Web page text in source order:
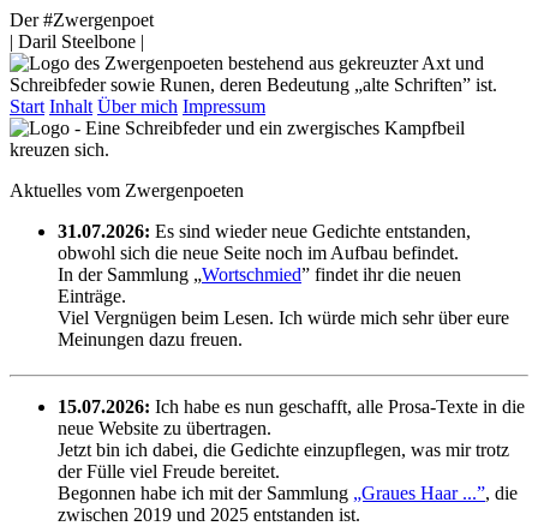
Der #Zwergenpoet
| Daril Steelbone |
Start Inhalt Über mich Impressum
Aktuelles vom Zwergenpoeten
31.07.2026: Es sind wieder neue Gedichte entstanden,
obwohl sich die neue Seite noch im Aufbau befindet.
In der Sammlung „Wortschmied” findet ihr die neuen
Einträge.
Viel Vergnügen beim Lesen. Ich würde mich sehr über eure
Meinungen dazu freuen.
15.07.2026: Ich habe es nun geschafft, alle Prosa-Texte in die
neue Website zu übertragen.
Jetzt bin ich dabei, die Gedichte einzupflegen, was mir trotz
der Fülle viel Freude bereitet.
Begonnen habe ich mit der Sammlung „Graues Haar ...”, die
zwischen 2019 und 2025 entstanden ist.